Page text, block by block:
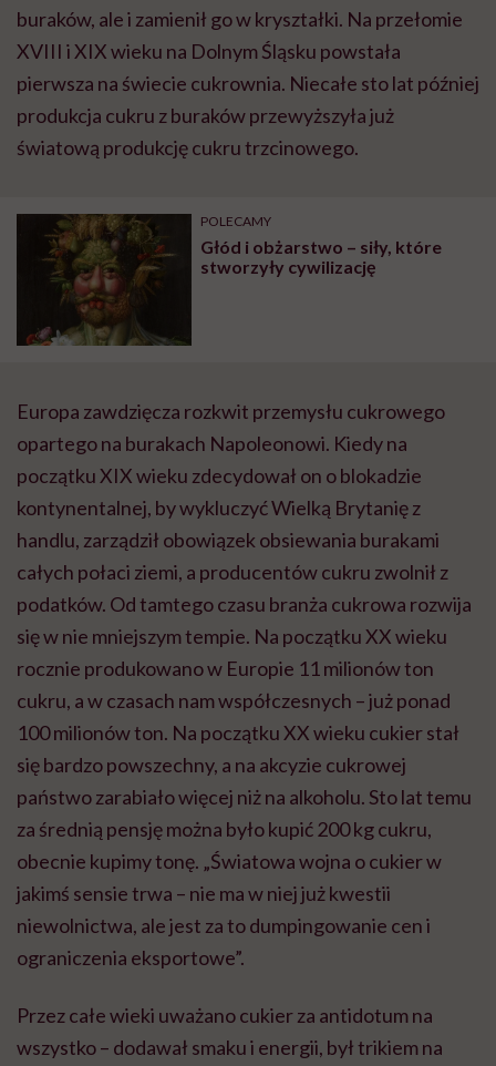
buraków, ale i zamienił go w kryształki. Na przełomie
XVIII i XIX wieku na Dolnym Śląsku powstała
pierwsza na świecie cukrownia. Niecałe sto lat później
produkcja cukru z buraków przewyższyła już
światową produkcję cukru trzcinowego.
POLECAMY
Głód i obżarstwo – siły, które
stworzyły cywilizację
Europa zawdzięcza rozkwit przemysłu cukrowego
opartego na burakach Napoleonowi. Kiedy na
początku XIX wieku zdecydował on o blokadzie
kontynentalnej, by wykluczyć Wielką Brytanię z
handlu, zarządził obowiązek obsiewania burakami
całych połaci ziemi, a producentów cukru zwolnił z
podatków. Od tamtego czasu branża cukrowa rozwija
się w nie mniejszym tempie. Na początku XX wieku
rocznie produkowano w Europie 11 milionów ton
cukru, a w czasach nam współczesnych – już ponad
100 milionów ton. Na początku XX wieku cukier stał
się bardzo powszechny, a na akcyzie cukrowej
państwo zarabiało więcej niż na alkoholu. Sto lat temu
za średnią pensję można było kupić 200 kg cukru,
obecnie kupimy tonę. „Światowa wojna o cukier w
jakimś sensie trwa – nie ma w niej już kwestii
niewolnictwa, ale jest za to dumpingowanie cen i
ograniczenia eksportowe”.
Przez całe wieki uważano cukier za antidotum na
wszystko – dodawał smaku i energii, był trikiem na